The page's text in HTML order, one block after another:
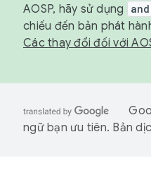
AOSP, hãy sử dụng
chiếu đến bản phát
Các thay đổi đối với
ngữ bạn ưu tiên. Bản